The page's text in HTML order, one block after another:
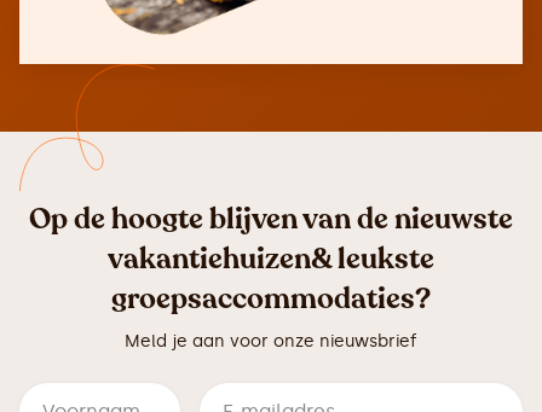
Op de hoogte blijven van de nieuwste
vakantiehuizen& leukste
groepsaccommodaties?
Meld je aan voor onze nieuwsbrief